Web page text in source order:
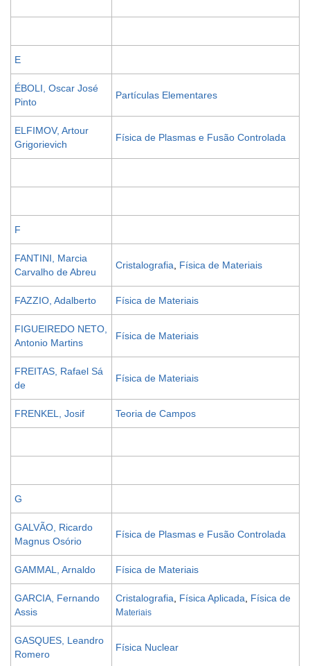
E
ÉBOLI, Oscar José
Pinto
Partículas Elementares
ELFIMOV, Artour
Grigorievich
Física de Plasmas e Fusão Controlada
F
FANTINI, Marcia
Carvalho de Abreu
Cristalografia Física de Materiais
FAZZIO, Adalberto Física de Materiais
FIGUEIREDO NETO,
Antonio Martins
Física de Materiais
FREITAS, Rafael Sá
de
Física de Materiais
FRENKEL, Josif Teoria de Campos
G
GALVÃO, Ricardo
Magnus Osório
Física de Plasmas e Fusão Controlada
GAMMAL, Arnaldo Física de Materiais
GARCIA, Fernando
Assis
Cristalografia Física Aplicada
Física de
Materiais
GASQUES, Leandro
Romero
Física Nuclear